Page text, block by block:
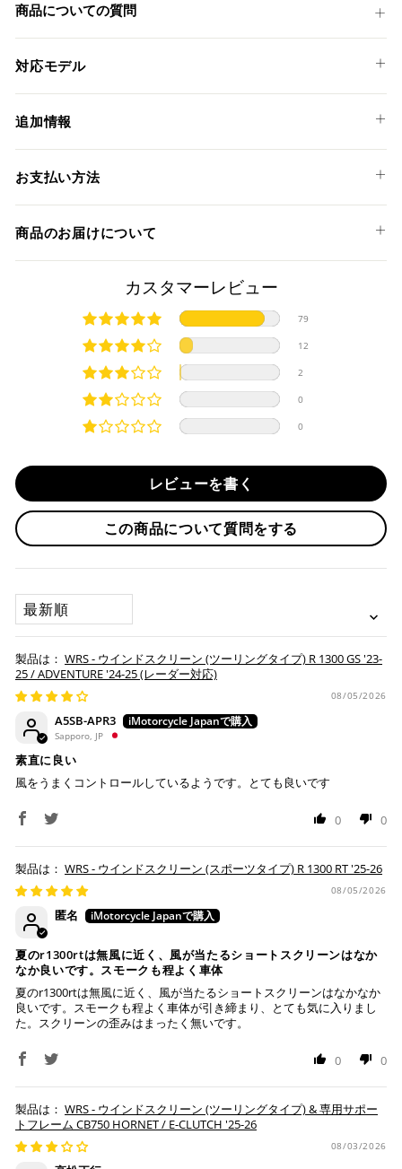
る
商品についての質問
対応モデル
DUCATI
MULTISTRADA 1200 '15-17
MULTISTRADA 1200 S '15-17
MULTISTRADA 1260 '18-20
MULTISTRADA 1260 S '18-20
MULTISTRADA 1260 ENDURO '18-20
MULTISTRADA 1260 PIKES PEAK '18-20
MULTISTRADA 950 '17-21
MULTISTRADA 950 S '19-21
MULTISTRADA V2 '22-24
追加情報
WRSのスクリーンは、WSBKのBMW MOTORRADやMotoGP
に正式採用されております。
高い視認性と耐久性に優れたそのクオリティは世界でもトッ
お支払い方法
クレジットカード
上記クレジットカードをご利用頂けます。
分割払い、リボ払い、3Dセキュア対応カードをご利用の
際は、『クレジットカード決済(3Dセキュア) - SBPS』を
ご選択ください。
商品発送時に決済完了となります。
対応支払回数について以下の通りです。
・分割払い (3,5,6,10,12,15,18,20,24回)
※ 分割払い、リボ払いは決済金額が税込10,000円以上の
場合のみご利用いただけます。
※ American Expressでの分割払いのご利用には、事前
す。
※ Diners Clubは分割払い非対応のため、一括払い・リ
ボ払いのみご利用頂けます。
※ 手数料、利息はご利用のカード会社の定めによります
ので、事前にご確認ください。
楽天ペイ
いつもの楽天IDとパスワードを使ってスムーズなお支払
いが可能です。
楽天ポイントが貯まる・使える！「簡単」「あんしん」
「お得」な楽天ペイをご利用ください。
※ 楽天ポイントが貯まるのは楽天カード・楽天ポイン
※ 現在楽天ペイでご使用頂けるクレジットカードは
Visa、Mastercard、JCBのみです。
キャッシュレス決済
上記キャッシュレス決済アカウントからご希望のお支払
い方法をご選択頂き、クリックするだけで簡単に支払い
が完了します。
商品のお届けについて
商品発送までの日数について
ご希望商品の在庫状況により異なります。 詳しくは該当商品
ページよりご希望のカラー、材質等(オプションがある場合)を
選択後に表示される納期をご確認ください。
国内在庫ありの場合
・平日16時までのご注文、お支払い完了で即日発送いたしま
・前払い決済（銀行振込等）の場合、15時までに弊社でのご
入金確認が完了いたしましたら即日発送いたします。
・お取り寄せ商品等を一緒にご注文の場合は、基本的にはお
取り寄せ商品が揃ってからの発送になります。別で発送をご
お取り寄せの場合
・商品ページの納期はあくまで目安になりますので、納期が
早まる場合もございます。
・運送状況や繁忙期の影響により遅れが生じる場合もござい
配送送料について
１回のご注文で商品代金合計が¥11,000(税込）以上の場合
は、送料が無料となります。
※通常送料は¥770(税込)です。
ヤマト運輸になります。 配送会社の指定はできかねます。
カスタマーレビュー
79
12
2
0
0
レビューを書く
この商品について質問をする
WRS - ウインドスクリーン (ツーリングタイプ) R 1300 GS '23-
25 / ADVENTURE '24-25 (レーダー対応)
08/05/2026
A5SB-APR3
Sapporo, JP
素直に良い
風をうまくコントロールしているようです。とても良いです
0 0
WRS - ウインドスクリーン (スポーツタイプ) R 1300 RT '25-26
08/05/2026
匿名
夏のr1300rtは無風に近く、風が当たるショートスクリーンはなか
なか良いです。スモークも程よく車体
夏のr1300rtは無風に近く、風が当たるショートスクリーンはなかなか
良いです。スモークも程よく車体が引き締まり、とても気に入りまし
た。スクリーンの歪みはまったく無いです。
0 0
WRS - ウインドスクリーン (ツーリングタイプ) & 専用サポー
トフレーム CB750 HORNET / E-CLUTCH '25-26
08/03/2026